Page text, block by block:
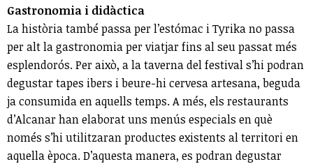
Gastronomia i didàctica
La història també passa per l’estómac i Tyrika no passa
per alt la gastronomia per viatjar fins al seu passat més
esplendorós. Per això, a la taverna del festival s’hi podran
degustar tapes ibers i beure-hi cervesa artesana, beguda
ja consumida en aquells temps. A més, els restaurants
d’Alcanar han elaborat uns menús especials en què
només s’hi utilitzaran productes existents al territori en
aquella època. D’aquesta manera, es podran degustar